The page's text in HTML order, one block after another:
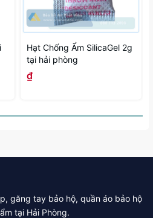
Hạt Chống Ẩm SilicaGel 2g
tại hải phòng
₫
găng tay bảo hộ, quần áo bảo hộ
tại Hải Phòng.